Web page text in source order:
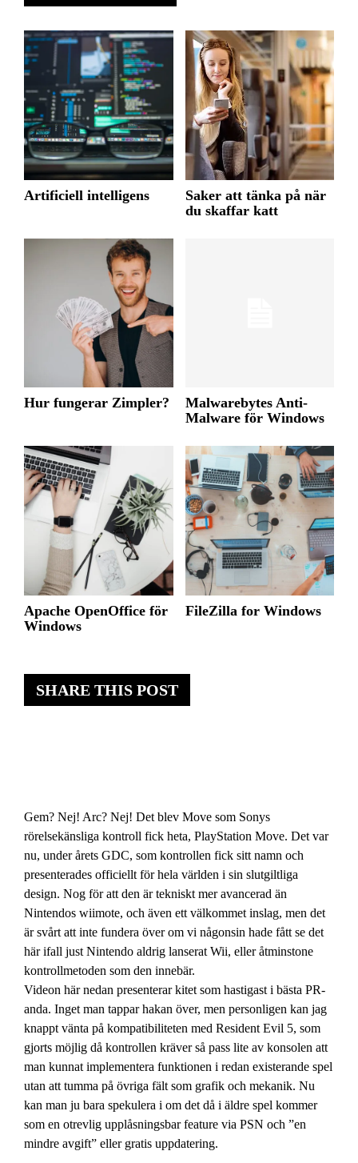
SHARE THIS POST
Gem? Nej! Arc? Nej! Det blev Move som Sonys
rörelsekänsliga kontroll fick heta, PlayStation Move. Det var
nu, under årets GDC, som kontrollen fick sitt namn och
presenterades officiellt för hela världen i sin slutgiltliga
design. Nog för att den är tekniskt mer avancerad än
Nintendos wiimote, och även ett välkommet inslag, men det
är svårt att inte fundera över om vi någonsin hade fått se det
här ifall just Nintendo aldrig lanserat Wii, eller åtminstone
kontrollmetoden som den innebär.
Videon här nedan presenterar kitet som hastigast i bästa PR-
anda. Inget man tappar hakan över, men personligen kan jag
knappt vänta på kompatibiliteten med Resident Evil 5, som
gjorts möjlig då kontrollen kräver så pass lite av konsolen att
man kunnat implementera funktionen i redan existerande spel
utan att tumma på övriga fält som grafik och mekanik. Nu
kan man ju bara spekulera i om det då i äldre spel kommer
som en otrevlig upplåsningsbar feature via PSN och ”en
mindre avgift” eller gratis uppdatering.
Artificiell intelligens
Saker att tänka på när
du skaffar katt
Hur fungerar Zimpler?
Malwarebytes Anti-
Malware för Windows
Apache OpenOffice för
Windows
FileZilla for Windows